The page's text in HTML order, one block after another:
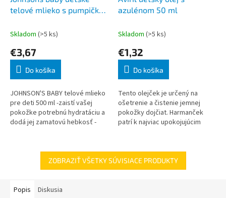
telové mlieko s pumpičkou
Skladom (>5 ks)
€3,67
Do košíka
JOHNSON'S BABY telové mlieko
pre deti 500 ml -zaistí vašej
pokožke potrebnú hydratáciu a
dodá jej zamatovú hebkosť -
azulénom 50 ml
Skladom (>5 ks)
€1,32
Do košíka
Tento olejček je určený na
ošetrenie a čistenie jemnej
pokožky dojčiat. Harmanček
patrí k najviac upokojujúcim
účinky, kto
ZOBRAZIŤ VŠETKY SÚVISIACE PRODUKTY
Popis Diskusia